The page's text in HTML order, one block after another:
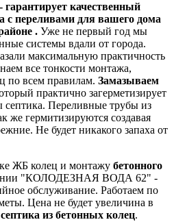
качественный
с переливами для вашего дома
. Уже не первый год мы
системы вдали от города.
максимальную практичность
все тонкости монтажа,
по всем правилам. Замазываем
практично загерметизирует
Переливные трубы из
же гермитизируются создавая
Не будет никакого запаха от
ЖБ колец и монтажу бетонного
"КОЛОДЕЗНАЯ ВОДА 62" -
обслуживание. Работаем по
Цена не будет увеличина в
септика из бетонных колец.